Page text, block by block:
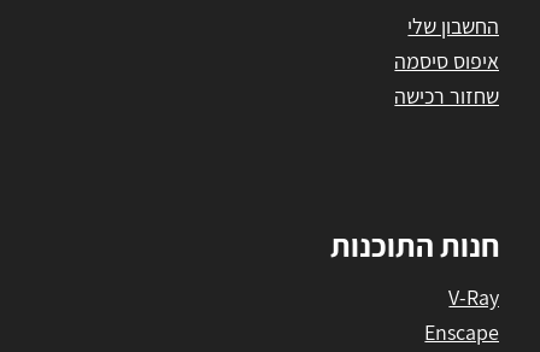
החשבון שלי
איפוס סיסמה
שחזור רכישה
חנות התוכנות
V-Ray
Enscape